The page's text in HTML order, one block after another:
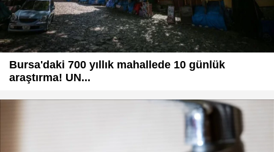
Bursa'daki 700 yıllık mahallede 10 günlük
araştırma! UN...